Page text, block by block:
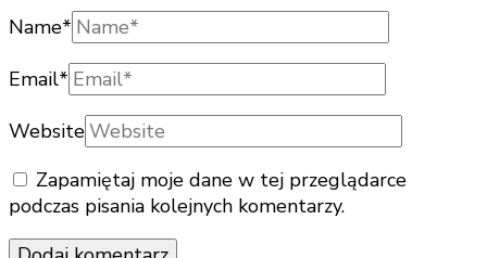
Name*
Email*
Website
Zapamiętaj moje dane w tej przeglądarce
podczas pisania kolejnych komentarzy.